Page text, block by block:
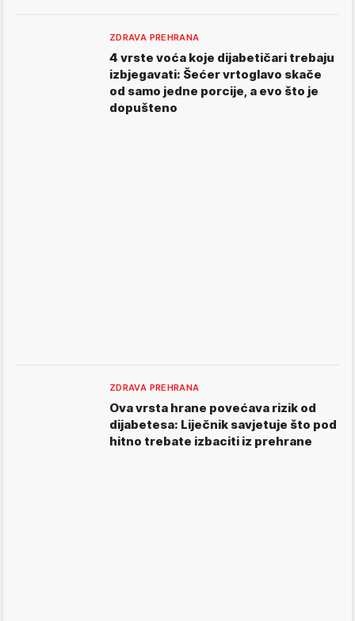
ZDRAVA PREHRANA
4 vrste voća koje dijabetičari trebaju
izbjegavati: Šećer vrtoglavo skače
od samo jedne porcije, a evo što je
dopušteno
ZDRAVA PREHRANA
Ova vrsta hrane povećava rizik od
dijabetesa: Liječnik savjetuje što pod
hitno trebate izbaciti iz prehrane